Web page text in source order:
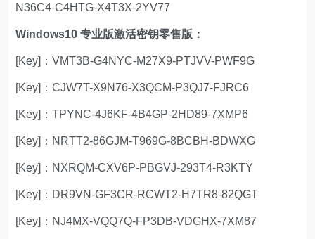
N36C4-C4HTG-X4T3X-2YV77
Windows10 专业版激活密钥零售版：
[Key]：VMT3B-G4NYC-M27X9-PTJVV-PWF9G
[Key]：CJW7T-X9N76-X3QCM-P3QJ7-FJRC6
[Key]：TPYNC-4J6KF-4B4GP-2HD89-7XMP6
[Key]：NRTT2-86GJM-T969G-8BCBH-BDWXG
[Key]：NXRQM-CXV6P-PBGVJ-293T4-R3KTY
[Key]：DR9VN-GF3CR-RCWT2-H7TR8-82QGT
[Key]：NJ4MX-VQQ7Q-FP3DB-VDGHX-7XM87